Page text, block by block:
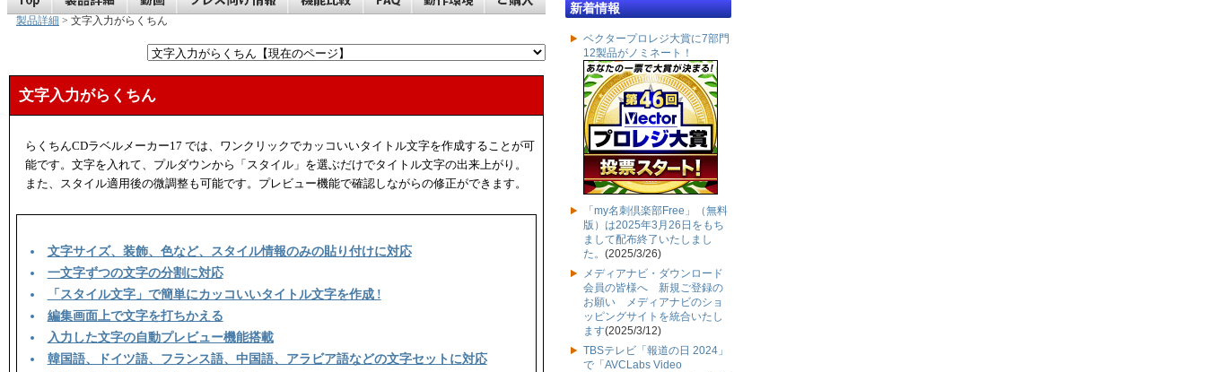
新着情報
ベクタープロレジ大賞に7部門
12製品がノミネート！
「my名刺倶楽部Free」（無料
版）は2025年3月26日をもち
まして配布終了いたしまし
た。 (2025/3/26)
メディアナビ・ダウンロード
会員の皆様へ 新規ご登録の
お願い メディアナビのショ
ッピングサイトを統合いたし
ます(2025/3/12)
TBSテレビ「報道の日 2024」
で「AVCLabs Video
製品詳細 > 文字入力がらくちん
文字入力がらくちん
らくちんCDラベルメーカー17 では、ワンクリックでカッコいいタイトル文字を作成することが可
能です。文字を入れて、プルダウンから「スタイル」を選ぶだけでタイトル文字の出来上がり。
また、スタイル適用後の微調整も可能です。プレビュー機能で確認しながらの修正ができます。
文字サイズ、装飾、色など、スタイル情報のみの貼り付けに対応
一文字ずつの文字の分割に対応
「スタイル文字」で簡単にカッコいいタイトル文字を作成 !
編集画面上で文字を打ちかえる
入力した文字の自動プレビュー機能搭載
韓国語、ドイツ語、フランス語、中国語、アラビア語などの文字セットに対応